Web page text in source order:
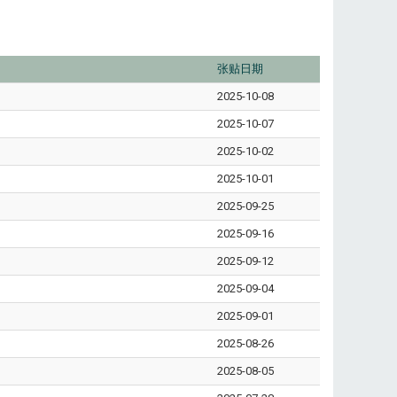
张贴日期
2025-10-08
2025-10-07
2025-10-02
2025-10-01
2025-09-25
2025-09-16
2025-09-12
2025-09-04
2025-09-01
2025-08-26
2025-08-05